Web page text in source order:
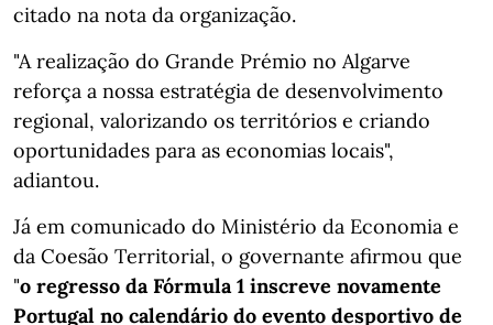
citado na nota da organização.
"A realização do Grande Prémio no Algarve
reforça a nossa estratégia de desenvolvimento
regional, valorizando os territórios e criando
oportunidades para as economias locais",
adiantou.
Já em comunicado do Ministério da Economia e
da Coesão Territorial, o governante afirmou que
"o regresso da Fórmula 1 inscreve novamente
Portugal no calendário do evento desportivo de